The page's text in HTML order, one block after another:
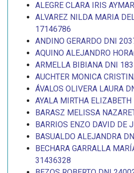
ALEGRE CLARA IRIS
ALVAREZ NILDA MARIA
17146786
ANDINO GERARDO DNI
AQUINO ALEJANDRO
ARMELLA BIBIANA DNI
AUCHTER MONICA
ÁVALOS OLIVERA LAURA
AYALA MIRTHA
BARASZ MELISSA
BARRIOS ENZO DAVID DE
BASUALDO ALEJANDRA
BECHARA GARRALLA
31436328